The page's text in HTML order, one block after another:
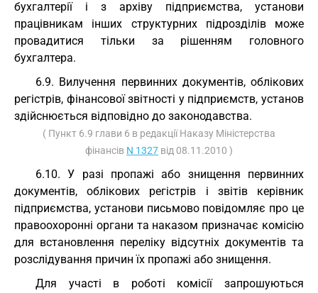
бухгалтерії і з архіву підприємства, установи
працівникам інших структурних підрозділів може
провадитися тільки за рішенням головного
бухгалтера.
6.9. Вилучення первинних документів, облікових
регістрів, фінансової звітності у підприємств, установ
здійснюється відповідно до законодавства.
( Пункт 6.9 глави 6 в редакції Наказу Міністерства
фінансів N 1327 від 08.11.2010 )
6.10. У разі пропажі або знищення первинних
документів, облікових регістрів і звітів керівник
підприємства, установи письмово повідомляє про це
правоохоронні органи та наказом призначає комісію
для встановлення переліку відсутніх документів та
розслідування причин їх пропажі або знищення.
Для участі в роботі комісії запрошуються